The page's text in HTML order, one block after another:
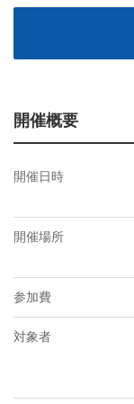
開催概要
開催日時
開催場所
参加費
対象者